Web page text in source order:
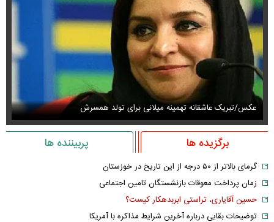
عکس/تبریک عاشقانه تهمینه میلانی برای تولد همسرش
برگزیده ها پربیننده ها
گرمای بالاتر از ۵۰ درجه از این تاریخ در خوزستان
زمان پرداخت معوقات بازنشستگان تامین اجتماعی
حسین آقایاری، تراستی ابربدهکار کیست؟
توضیحات بقایی درباره آخرین شرایط مذاکره با آمریکا